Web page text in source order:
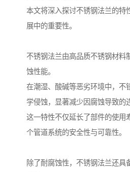
本文将深入探讨不锈钢法兰的特
展中的重要性。
不锈钢法兰由高品质不锈钢材料
蚀性能。
在潮湿、酸碱等恶劣环境中，不
学侵蚀，显著减少因腐蚀导致的
这一特性不仅延长了部件的使用
个管道系统的安全性与可靠性。
除了耐腐蚀性，不锈钢法兰还具